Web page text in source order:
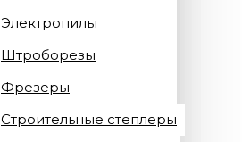
Электропилы
Штроборезы
Фрезеры
Строительные степлеры